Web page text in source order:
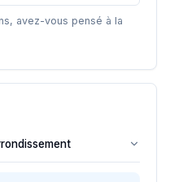
avez-vous pensé à la